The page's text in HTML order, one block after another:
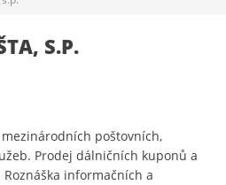
S.P.
poštovních,
Prodej dálničních kuponů a
informačních a